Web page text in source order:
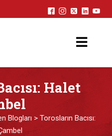
Halet
Blogları > Torosların Bacısı: